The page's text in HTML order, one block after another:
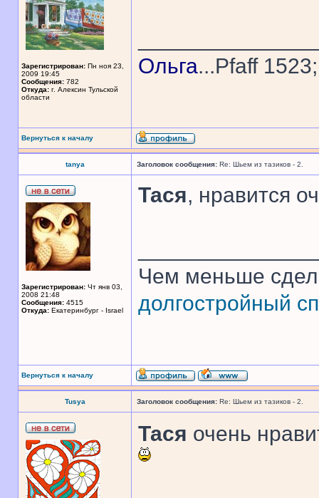
Зарегистрирован: Пн ноя 23,
2009 19:45
Сообщения: 782
Откуда: г. Алексин Тульской
области
Ольга...Pfaff
Вернуться к началу
tanya Заголовок сообщения: Re: Шьем из тазиков - 2.
Зарегистрирован: Чт янв 03,
2008 21:48
Сообщения: 4515
Откуда: Екатеринбург - Israel
Тася, нравится
Чем меньше
долгостройный
Вернуться к началу
Tusya Заголовок сообщения: Re: Шьем из тазиков - 2.
Тася очень